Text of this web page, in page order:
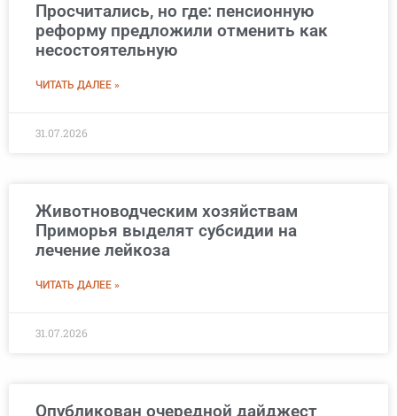
Просчитались, но где: пенсионную
реформу предложили отменить как
несостоятельную
ЧИТАТЬ ДАЛЕЕ »
31.07.2026
Животноводческим хозяйствам
Приморья выделят субсидии на
лечение лейкоза
ЧИТАТЬ ДАЛЕЕ »
31.07.2026
Опубликован очередной дайджест